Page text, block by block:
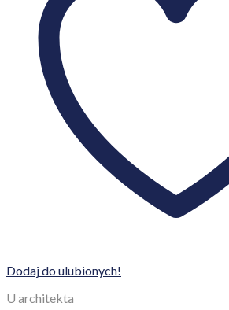
Dodaj do ulubionych!
U architekta